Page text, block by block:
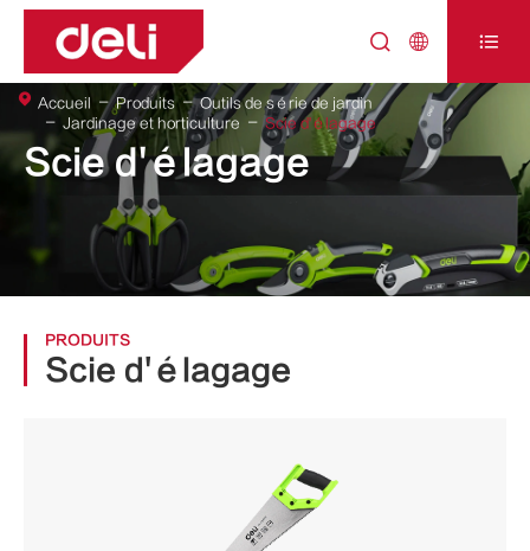
  
Scie d'élagage
Accueil Produits
Outils de série de jardin
Jardinage et horticulture
Scie d'élagage
PRODUITS
Scie d'élagage